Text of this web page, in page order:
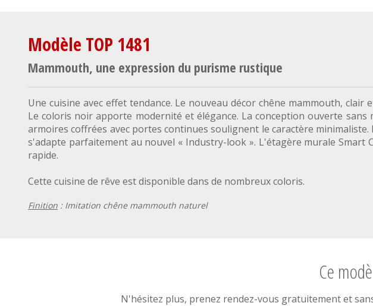
Modèle TOP 1481
Mammouth, une expression du purisme rustique
Une cuisine avec effet tendance. Le nouveau décor chêne mammouth,
Le coloris noir apporte modernité et élégance. La conception ouverte
armoires coffrées avec portes continues soulignent le caractère
s'adapte parfaitement au nouvel « Industry-look ». L'étagère murale Smart
rapide.
Cette cuisine de rêve est disponible dans de nombreux coloris.
Finition : Imitation chêne mammouth naturel
Ce
N'hésitez plus, prenez rendez-vous gratuitement et